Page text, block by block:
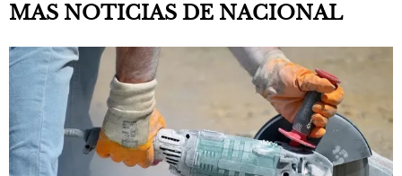
MAS NOTICIAS DE NACIONAL